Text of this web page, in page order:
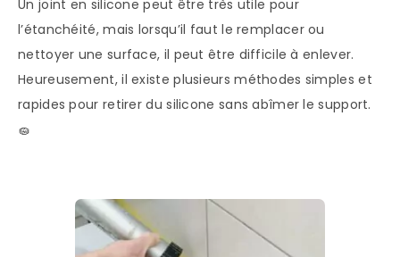
Un joint en silicone peut être très utile pour
l’étanchéité, mais lorsqu’il faut le remplacer ou
nettoyer une surface, il peut être difficile à enlever.
Heureusement, il existe plusieurs méthodes simples et
rapides pour retirer du silicone sans abîmer le support.
🧽